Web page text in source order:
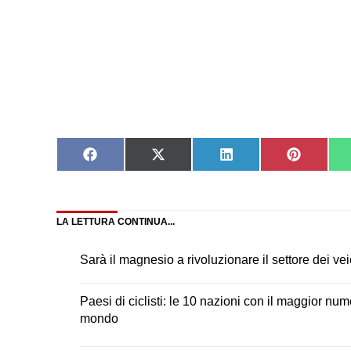
Share
on
Share
on
Share
on
Share
on
LA LETTURA CONTINUA...
Sarà il magnesio a rivoluzionare il settore dei
Paesi di ciclisti: le 10 nazioni con il maggior
mondo